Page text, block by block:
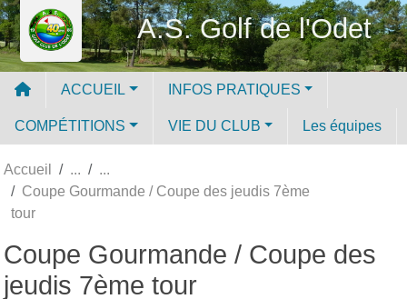
A.S. Golf de l'Odet
ACCUEIL INFOS PRATIQUES
COMPÉTITIONS VIE DU CLUB Les équipes
Accueil
Coupe Gourmande / Coupe des jeudis 7ème
tour
Coupe Gourmande / Coupe des
jeudis 7ème tour
Panneau de gestion des cookies